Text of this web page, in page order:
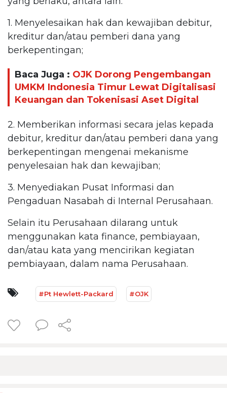
1. Menyelesaikan hak dan kewajiban debitur,
kreditur dan/atau pemberi dana yang
berkepentingan;
Baca Juga : OJK Dorong Pengembangan
UMKM Indonesia Timur Lewat Digitalisasi
Keuangan dan Tokenisasi Aset Digital
2. Memberikan informasi secara jelas kepada
debitur, kreditur dan/atau pemberi dana yang
berkepentingan mengenai mekanisme
penyelesaian hak dan kewajiban;
3. Menyediakan Pusat Informasi dan
Pengaduan Nasabah di Internal Perusahaan.
Selain itu Perusahaan dilarang untuk
menggunakan kata finance, pembiayaan,
dan/atau kata yang mencirikan kegiatan
pembiayaan, dalam nama Perusahaan.
#Pt Hewlett-Packard #OJK